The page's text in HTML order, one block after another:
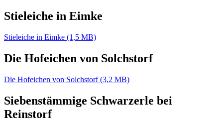
Stieleiche in Eimke
Stieleiche in Eimke (1,5 MB)
Die Hofeichen von Solchstorf
Die Hofeichen von Solchstorf (3,2 MB)
Siebenstämmige Schwarzerle bei
Reinstorf